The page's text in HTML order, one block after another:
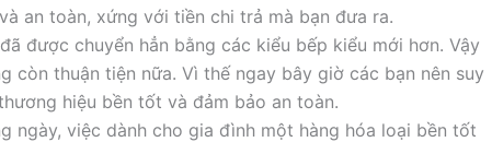
an toàn, xứng với tiền chi trả mà bạn đưa ra.
được chuyển hẳn bằng các kiểu bếp kiểu mới hơn. Vậy
còn thuận tiện nữa. Vì thế ngay bây giờ các bạn nên suy
hiệu bền tốt và đảm bảo an toàn.
ngày, việc dành cho gia đình một hàng hóa loại bền tốt